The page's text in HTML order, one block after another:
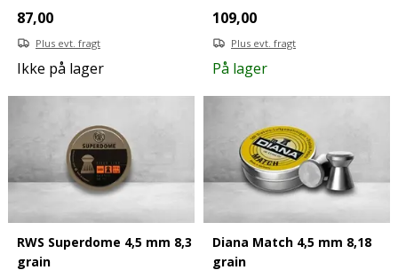
87,00
Plus evt. fragt
Ikke på lager
109,00
Plus evt. fragt
På lager
RWS Superdome 4,5 mm 8,3
grain
Diana Match 4,5 mm 8,18
grain